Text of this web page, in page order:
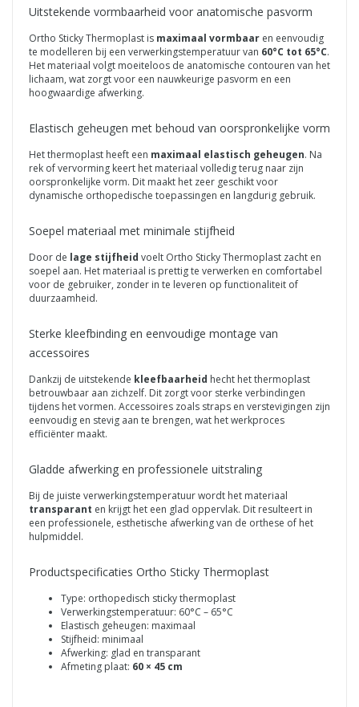
Uitstekende vormbaarheid voor anatomische pasvorm
Ortho Sticky Thermoplast is maximaal vormbaar en eenvoudig
te modelleren bij een verwerkingstemperatuur van 60°C tot 65°C.
Het materiaal volgt moeiteloos de anatomische contouren van het
lichaam, wat zorgt voor een nauwkeurige pasvorm en een
hoogwaardige afwerking.
Elastisch geheugen met behoud van oorspronkelijke vorm
Het thermoplast heeft een maximaal elastisch geheugen. Na
rek of vervorming keert het materiaal volledig terug naar zijn
oorspronkelijke vorm. Dit maakt het zeer geschikt voor
dynamische orthopedische toepassingen en langdurig gebruik.
Soepel materiaal met minimale stijfheid
Door de lage stijfheid voelt Ortho Sticky Thermoplast zacht en
soepel aan. Het materiaal is prettig te verwerken en comfortabel
voor de gebruiker, zonder in te leveren op functionaliteit of
duurzaamheid.
Sterke kleefbinding en eenvoudige montage van
accessoires
Dankzij de uitstekende kleefbaarheid hecht het thermoplast
betrouwbaar aan zichzelf. Dit zorgt voor sterke verbindingen
tijdens het vormen. Accessoires zoals straps en verstevigingen zijn
eenvoudig en stevig aan te brengen, wat het werkproces
efficiënter maakt.
Gladde afwerking en professionele uitstraling
Bij de juiste verwerkingstemperatuur wordt het materiaal
transparant en krijgt het een glad oppervlak. Dit resulteert in
een professionele, esthetische afwerking van de orthese of het
hulpmiddel.
Productspecificaties Ortho Sticky Thermoplast
Type: orthopedisch sticky thermoplast
Verwerkingstemperatuur: 60°C – 65°C
Elastisch geheugen: maximaal
Stijfheid: minimaal
Afwerking: glad en transparant
Afmeting plaat: 60 × 45 cm